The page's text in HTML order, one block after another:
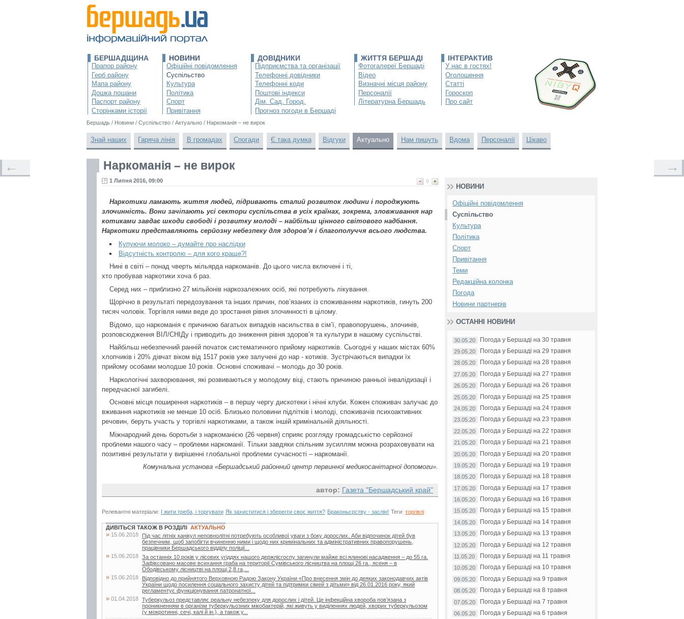
БЕРШАДЩИНА
Прапор району
Герб району
Мапа району
Дошка пошани
Паспорт району
Сторінками історії
НОВИНИ
Офіційні повідомлення
Суспільство
Культура
Політика
Спорт
Привітання
ДОВІДНИКИ
Підприємства та організації
Телефонні довідники
Телефонні коди
Поштові індекси
Дім. Сад. Город.
Прогноз погоди в Бершаді
ЖИТТЯ БЕРШАДІ
Фотогалереї Бершаді
Відео
Визначні місця району
Персоналії
Літературна Бершадь
ІНТЕРАКТИВ
У нас в гостях!
Оголошення
Статті
Гороскоп
Про сайт
Бершадь / Новини / Суспільство / Актуально / Наркоманія – не вирок
Знай наших Гаряча лінія В громадах Спогади Є така думка Відгуки Актуально Нам пишуть Вдома Персоналії Цікаво
Наркоманія – не вирок
0
1 Липня 2016, 09:00
Наркотики ламають життя людей, підривають сталий розвиток людини і породжують
злочинність. Вони зачіпають усі сектори суспільства в усіх країнах, зокрема, зловживання нар
котиками завдає шкоди свободі і розвитку молоді – найбільш цінного світового надбання.
Наркотики представляють серйозну небезпеку для здоров’я і благополуччя всього людства.
Купуючи молоко – думайте про наслідки
Відсутність контролю – для кого краще?!
Нині в світі – понад чверть мільярда наркоманів. До цього числа включені і ті,
хто пробував наркотики хоча б раз.
Серед них – приблизно 27 мільйонів наркозалежних осіб, які потребують лікування.
Щорічно в результаті передозування та інших причин, пов’язаних із споживанням наркотиків, гинуть 200
тисяч чоловік. Торгівля ними веде до зростання рівня злочинності в цілому.
Відомо, що наркоманія є причиною багатьох випадків насильства в сім’ї, правопорушень, злочинів,
розповсюдження ВІЛ/СНІДу і приводить до зниження рівня здоров’я та культури в нашому суспільстві.
Найбільш небезпечний ранній початок систематичного прийому наркотиків. Сьогодні у наших містах 60%
хлопчиків і 20% дівчат віком від 1517 років уже залучені до нар - котиків. Зустрічаються випадки їх
прийому особами молодше 10 років. Основні споживачі – молодь до 30 років.
Наркологічні захворювання, які розвиваються у молодому віці, стають причиною ранньої інвалідизації і
передчасної загибелі.
Основні місця поширення наркотиків – в першу чергу дискотеки і нічні клуби. Кожен споживач залучає до
вживання наркотиків не менше 10 осіб. Близько половини підлітків і молоді, споживачів психоактивних
речовин, беруть участь у торгівлі наркотиками, а також іншій кримінальній діяльності.
Міжнародний день боротьби з наркоманією (26 червня) сприяє розгляду громадськістю серйозної
проблеми нашого часу – проблеми наркоманії. Тільки завдяки спільним зусиллям можна розраховувати на
позитивні результати у вирішенні глобальної проблеми сучасності – наркоманії.
Комунальна установа «Бершадський районний центр первинної медикосанітарної допомоги».
автор: Газета "Бершадський край"
Релевантні матеріали: І жити треба, і торгувати Як захиститися і зберегти своє життя? Браконьєрству - заслін! Теги: торгівлі
← →
ДИВІТЬСЯ ТАКОЖ В РОЗДІЛІ АКТУАЛЬНО
» 15.06.2018
Під час літніх канікул неповнолітні потребують особливої уваги з боку дорослих. Аби відпочинок дітей був
безпечним, щоб запобігти вчиненню ними і щодо них кримінальних та адміністративних правопорушень,
працівники Бершадського відділу поліції...
» 15.06.2018 За останніх 10 років у лісових угіддях нашого держлісгоспу загинули майже всі ялинові насадження – до 55 га.
Зафіксовано масове всихання граба на території Сумівського лісництва на площі 26 га., ясеня – в
Ободівському лісництві на площі 2,8 га,...
» 15.06.2018
Відповідно до прийнятого Верховною Радою Закону України «Про внесення змін до деяких законодавчих актів
України щодо посилення соціального захисту дітей та підтримки сімей з дітьми» від 26.01.2016 року, який
регламентує функціонування патронатної...
» 01.04.2018 Туберкульоз представляє реальну небезпеку для дорослих і дітей. Це інфекційна хвороба пов’язана з
проникненням в організм туберкульозних мікобактерій, які живуть у виділеннях людей, хворих туберкульозом
(у мокротинні, сечі, калі й ін.), а також у...
НОВИНИ
Офіційні повідомлення
Суспільство
Культура
Політика
Спорт
Привітання
Теми
Редакційна колонка
Погода
Новини партнерів
ОСТАННІ НОВИНИ
30.05.20 Погода у Бершаді на 30 травня
29.05.20 Погода у Бершаді на 29 травня
28.05.20 Погода у Бершаді на 28 травня
27.05.20 Погода у Бершаді на 27 травня
26.05.20 Погода у Бершаді на 26 травня
25.05.20 Погода у Бершаді на 25 травня
24.05.20 Погода у Бершаді на 24 травня
23.05.20 Погода у Бершаді на 23 травня
22.05.20 Погода у Бершаді на 22 травня
21.05.20 Погода у Бершаді на 21 травня
20.05.20 Погода у Бершаді на 20 травня
19.05.20 Погода у Бершаді на 19 травня
18.05.20 Погода у Бершаді на 18 травня
17.05.20 Погода у Бершаді на 17 травня
16.05.20 Погода у Бершаді на 16 травня
15.05.20 Погода у Бершаді на 15 травня
14.05.20 Погода у Бершаді на 14 травня
13.05.20 Погода у Бершаді на 13 травня
12.05.20 Погода у Бершаді на 12 травня
11.05.20 Погода у Бершаді на 11 травня
10.05.20 Погода у Бершаді на 10 травня
09.05.20 Погода у Бершаді на 9 травня
08.05.20 Погода у Бершаді на 8 травня
07.05.20 Погода у Бершаді на 7 травня
06.05.20 Погода у Бершаді на 6 травня